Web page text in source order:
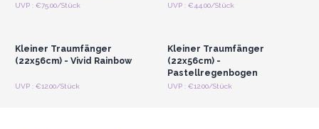
UVP : €75.00/Stück UVP : €44.00/Stück
Anmelden oder
Kleiner Traumfänger
(22x56cm) - Vivid Rainbow
UVP : €12.00/Stück
Anmelden oder
Kleiner Traumfänger
(22x56cm) -
Pastellregenbogen
UVP : €12.00/Stück